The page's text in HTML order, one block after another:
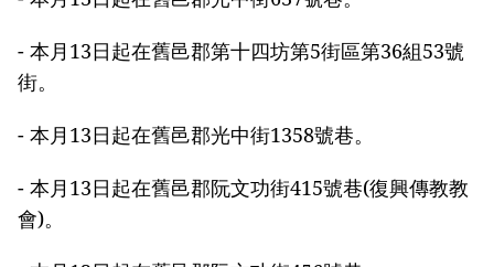
- 本月13日起在舊邑郡第十四坊第5街區第36組53號
街。
- 本月13日起在舊邑郡光中街1358號巷。
- 本月13日起在舊邑郡阮文功街415號巷(復興傳教教
會)。